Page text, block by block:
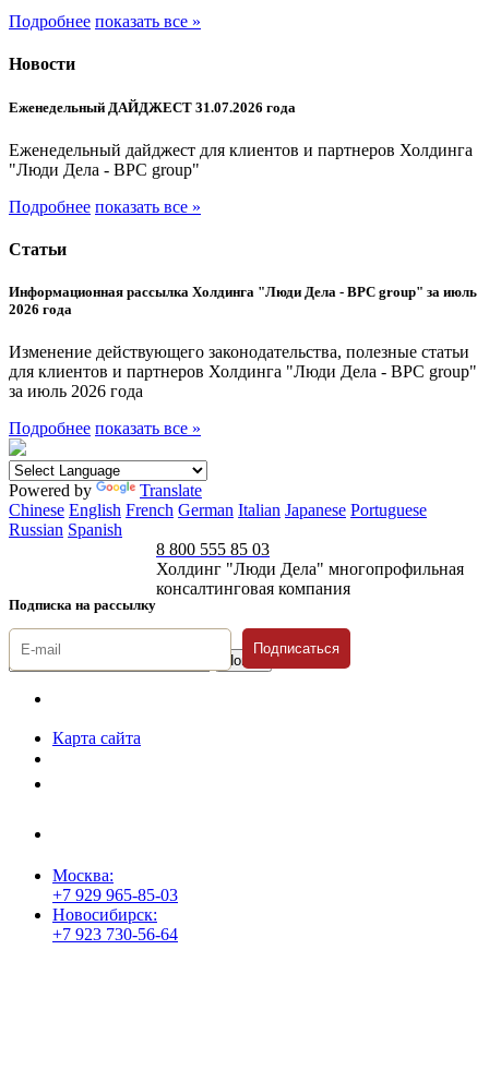
Подробнее показать все »
Новости
Еженедельный ДАЙДЖЕСТ 31.07.2026 года
Еженедельный дайджест для клиентов и партнеров Холдинга
"Люди Дела - BPC group"
Подробнее показать все »
Статьи
Информационная рассылка Холдинга "Люди Дела - BPC group" за июль
2026 года
Изменение действующего законодательства, полезные статьи
для клиентов и партнеров Холдинга "Люди Дела - BPC group"
за июль 2026 года
Подробнее показать все »
Powered by
Translate
Chinese English French German Italian Japanese Portuguese
Russian Spanish
Подписка на рассылку
8 800 555 85 03
Холдинг "Люди Дела" многопрофильная
консалтинговая компания
Подписаться
Карта сайта
Москва:
+7 929 965-85-03
Новосибирск:
+7 923 730-56-64